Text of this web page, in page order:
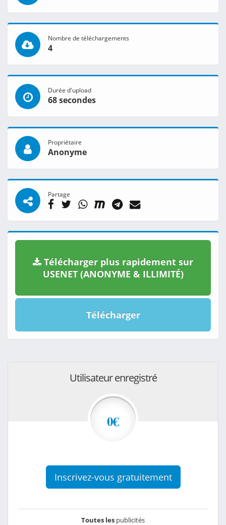
Nombre de téléchargements
4
Durée d'upload
68 secondes
Propriétaire
Anonyme
Partage
Télécharger plus rapidement sur
USENET (ANONYME & ILLIMITÉ)
Télécharger
Utilisateur enregistré
0€
Inscrivez-vous gratuitement
Toutes les publicités